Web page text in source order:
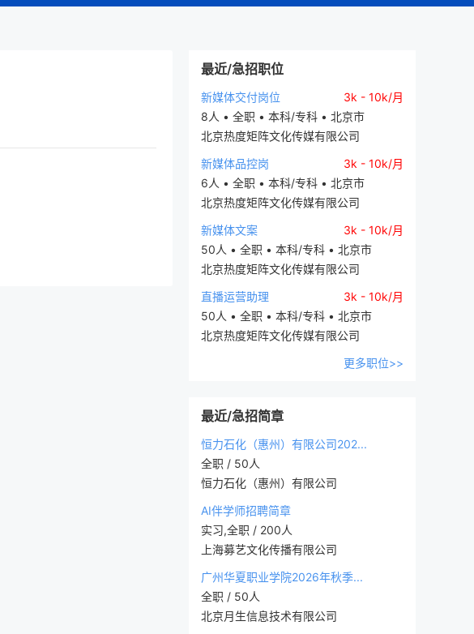
最近/急招职位
新媒体交付岗位
3k - 10k/月
8人 • 全职 • 本科/专科 • 北京市
北京热度矩阵文化传媒有限公司
新媒体品控岗
3k - 10k/月
6人 • 全职 • 本科/专科 • 北京市
北京热度矩阵文化传媒有限公司
新媒体文案
3k - 10k/月
50人 • 全职 • 本科/专科 • 北京市
北京热度矩阵文化传媒有限公司
直播运营助理
3k - 10k/月
50人 • 全职 • 本科/专科 • 北京市
北京热度矩阵文化传媒有限公司
更多职位>>
最近/急招简章
恒力石化（惠州）有限公司202...
全职 / 50人
恒力石化（惠州）有限公司
AI伴学师招聘简章
实习,全职 / 200人
上海募艺文化传播有限公司
广州华夏职业学院2026年秋季...
全职 / 50人
北京月生信息技术有限公司